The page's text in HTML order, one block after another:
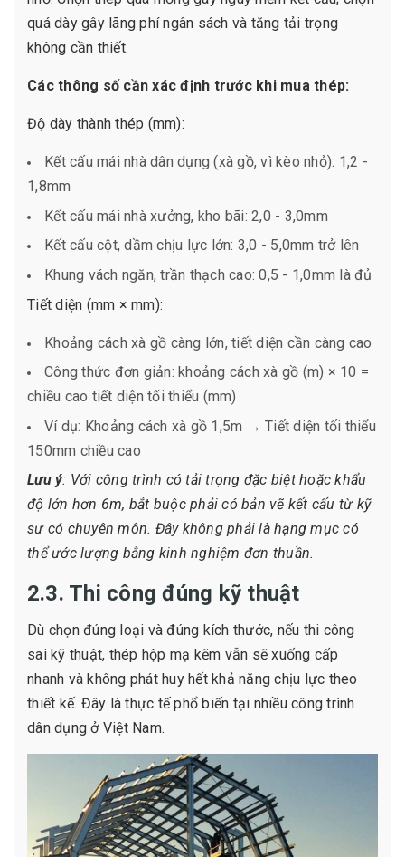
quá dày gây lãng phí ngân sách và tăng tải trọng
không cần thiết.
Các thông số cần xác định trước khi mua thép:
Độ dày thành thép (mm):
Kết cấu mái nhà dân dụng (xà gồ, vì kèo nhỏ): 1,2 -
1,8mm
Kết cấu mái nhà xưởng, kho bãi: 2,0 - 3,0mm
Kết cấu cột, dầm chịu lực lớn: 3,0 - 5,0mm trở lên
Khung vách ngăn, trần thạch cao: 0,5 - 1,0mm là đủ
Tiết diện (mm × mm):
Khoảng cách xà gồ càng lớn, tiết diện cần càng cao
Công thức đơn giản: khoảng cách xà gồ (m) × 10 =
chiều cao tiết diện tối thiểu (mm)
Ví dụ: Khoảng cách xà gồ 1,5m → Tiết diện tối thiểu
150mm chiều cao
Lưu ý: Với công trình có tải trọng đặc biệt hoặc khẩu
độ lớn hơn 6m, bắt buộc phải có bản vẽ kết cấu từ kỹ
sư có chuyên môn. Đây không phải là hạng mục có
thể ước lượng bằng kinh nghiệm đơn thuần.
2.3. Thi công đúng kỹ thuật
Dù chọn đúng loại và đúng kích thước, nếu thi công
sai kỹ thuật, thép hộp mạ kẽm vẫn sẽ xuống cấp
nhanh và không phát huy hết khả năng chịu lực theo
thiết kế. Đây là thực tế phổ biến tại nhiều công trình
dân dụng ở Việt Nam.